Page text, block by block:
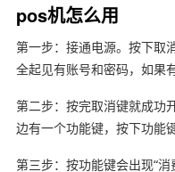
pos机怎么用
第一步：接通电源。按下取
全起见有账号和密码，如果
第二步：按完取消键就成功
边有一个功能键，按下功能键
第三步：按功能键会出现“消